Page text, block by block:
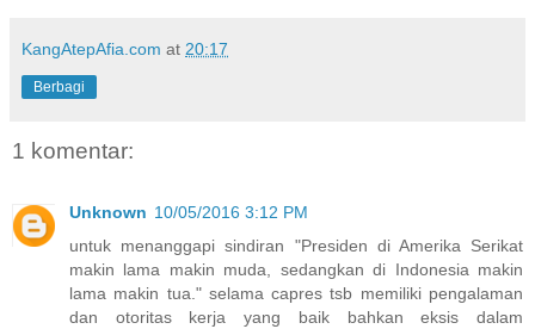
KangAtepAfia.com at 20:17
Berbagi
1 komentar:
Unknown 10/05/2016 3:12 PM
untuk menanggapi sindiran "Presiden di Amerika Serikat
makin lama makin muda, sedangkan di Indonesia makin
lama makin tua." selama capres tsb memiliki pengalaman
dan otoritas kerja yang baik bahkan eksis dalam